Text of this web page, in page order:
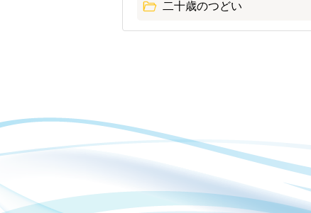
二十歳のつどい